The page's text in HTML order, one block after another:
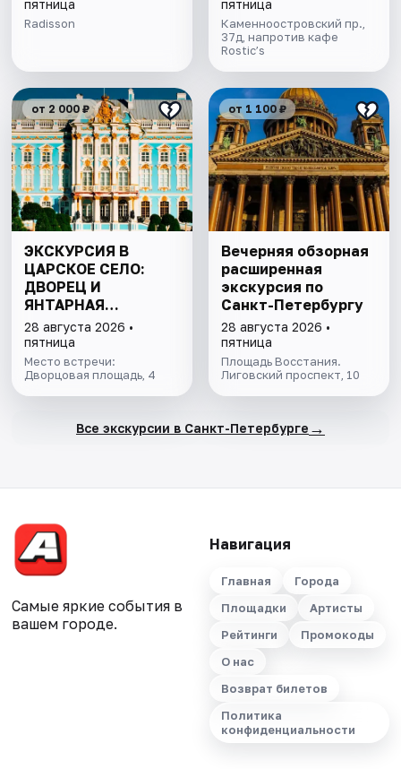
пятница
Radisson
пятница
Каменноостровский пр.,
37д, напротив кафе
Rostic’s
от 2 000 ₽
ЭКСКУРСИЯ В
ЦАРСКОЕ СЕЛО:
ДВОРЕЦ И
ЯНТАРНАЯ
КОМНАТА БЕЗ
ОЧЕРЕДИ
28 августа 2026 •
пятница
Место встречи:
Дворцовая площадь, 4
от 1 100 ₽
Вечерняя обзорная
расширенная
экскурсия по
Санкт-Петербургу
28 августа 2026 •
пятница
Площадь Восстания.
Лиговский проспект, 10
Все экскурсии в Санкт-Петербурге →
Самые яркие события в
вашем городе.
Навигация
Главная
Города
Площадки
Артисты
Рейтинги
Промокоды
О нас
Возврат билетов
Политика
конфиденциальности